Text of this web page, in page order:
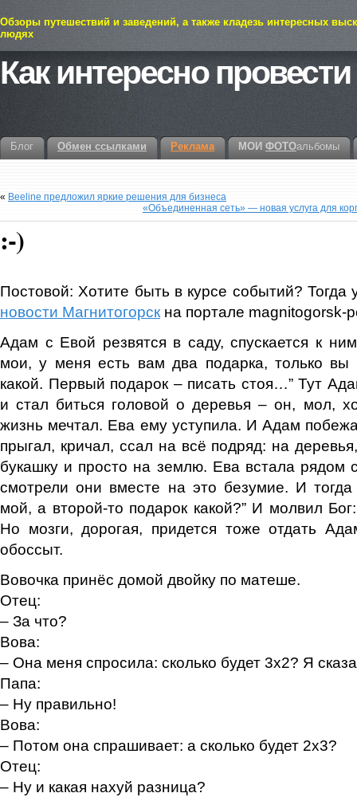
Обзоры путешествий и заведений, а также кладезь интересных
людях
Как интересно
Блог Обмен ссылками Реклама МОИ ФОТОальбомы
« Beeline предложил яркие решения для бизнеса
«Объединенная сеть» — новая услуга для
:-)
Постовой: Хотите быть в курсе событий? Тогда
новости Магнитогорск на портале magnitogorsk-
Адам с Евой резвятся в саду, спускается к
мои, у меня есть вам два подарка, только
какой. Первый подарок – писать стоя…” Тут
и стал биться головой о деревья – он, мол,
жизнь мечтал. Ева ему уступила. И Адам
прыгал, кричал, ссал на всё подряд: на
букашку и просто на землю. Ева встала
смотрели они вместе на это безумие. И
мой, а второй-то подарок какой?” И молвил
Но мозги, дорогая, придется тоже отдать
обоссыт.
Вовочка принёс домой двойку по матеше.
Отец:
– За что?
Вова:
– Она меня спросила: сколько будет 3х2? Я
Папа:
– Ну правильно!
Вова:
– Потом она спрашивает: а сколько будет 2х3?
Отец:
– Ну и какая нахуй разница?